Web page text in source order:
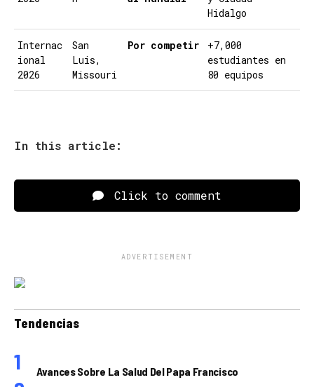
Hidalgo
Internac
ional
2026
San
Luis,
Missouri
Por competir
+7,000
estudiantes en
80 equipos
In this article:
Click to comment
ADVERTISEMENT
Tendencias
Avances Sobre La Salud Del Papa Francisco